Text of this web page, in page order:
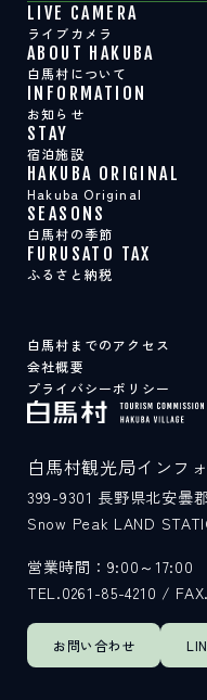
LIVE CAMERA
ライブカメラ
ABOUT HAKUBA
白馬村について
INFORMATION
お知らせ
STAY
宿泊施設
HAKUBA ORIGINAL
Hakuba Original
SEASONS
白馬村の季節
FURUSATO TAX
ふるさと納税
白馬村までのアクセス
会社概要
プライバシーポリシー
お問い合わせ
白馬村観光局インフ
399-9301 長野県北安曇
Snow Peak LAND
営業時間：9:00～17:00
TEL.0261-85-4210 /